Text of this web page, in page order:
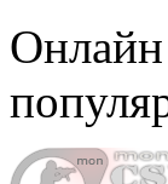
Онлайн